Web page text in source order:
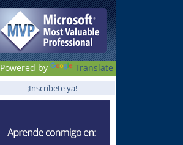
Powered by Translate
¡Inscríbete ya!